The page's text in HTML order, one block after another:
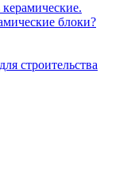
блоки?
строительства